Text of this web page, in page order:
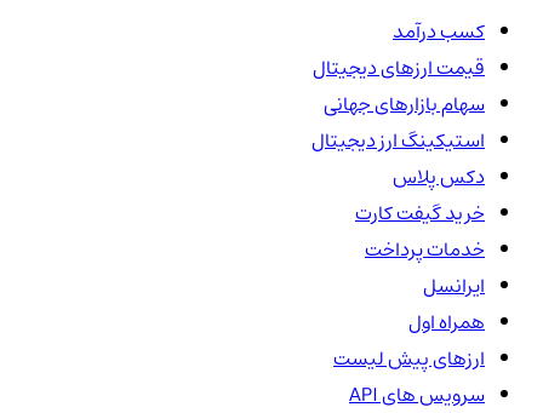
کسب درآمد
قیمت ارزهای دیجیتال
سهام بازارهای جهانی
استیکینگ ارز دیجیتال
دکس پلاس
خرید گیفت کارت
خدمات پرداخت
ایرانسل
همراه اول
ارزهای پیش لیست
سرویس های API